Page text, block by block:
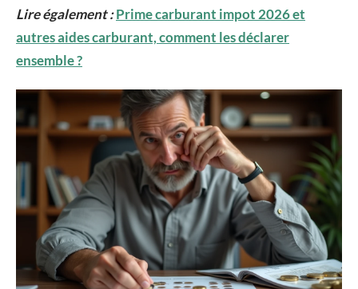
Lire également :Prime carburant impot 2026 et
autres aides carburant, comment les déclarer
ensemble ?